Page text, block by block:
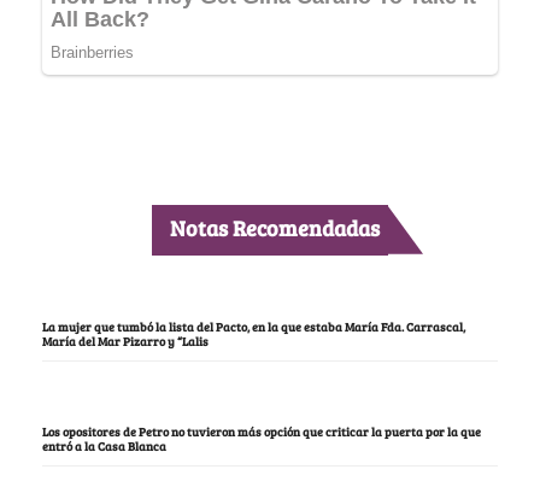
Notas Recomendadas
La mujer que tumbó la lista del Pacto, en la que estaba María Fda. Carrascal,
María del Mar Pizarro y “Lalis
Los opositores de Petro no tuvieron más opción que criticar la puerta por la que
entró a la Casa Blanca